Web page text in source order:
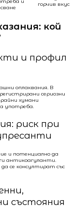
и
горчив вкус
кой
и профил
оплаквания. В
сериозни
хумани
употреба.
риск при
и потенциално да
антикоагуланти.
се консултират със
състояния